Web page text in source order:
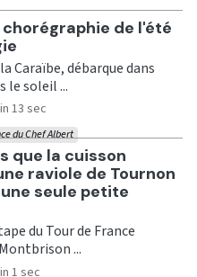
chorégraphie de l'été
Caraïbe, débarque dans
le soleil ...
13 sec
que la cuisson
raviole de Tournon
seule petite
du Chef Albert
du Tour de France
...
1 sec